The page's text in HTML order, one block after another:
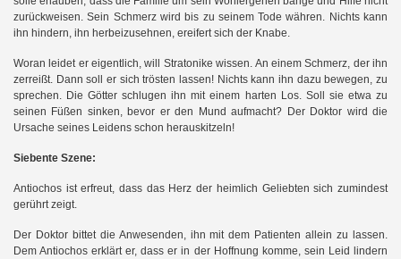
zurückweisen. Sein Schmerz wird bis zu seinem Tode währen. Nichts kann
ihn hindern, ihn herbeizusehnen, ereifert sich der Knabe.
Woran leidet er eigentlich, will Stratonike wissen. An einem Schmerz, der ihn
zerreißt. Dann soll er sich trösten lassen! Nichts kann ihn dazu bewegen, zu
sprechen. Die Götter schlugen ihn mit einem harten Los. Soll sie etwa zu
seinen Füßen sinken, bevor er den Mund aufmacht? Der Doktor wird die
Ursache seines Leidens schon herauskitzeln!
Siebente Szene:
Antiochos ist erfreut, dass das Herz der heimlich Geliebten sich zumindest
gerührt zeigt.
Der Doktor bittet die Anwesenden, ihn mit dem Patienten allein zu lassen.
Dem Antiochos erklärt er, dass er in der Hoffnung komme, sein Leid lindern